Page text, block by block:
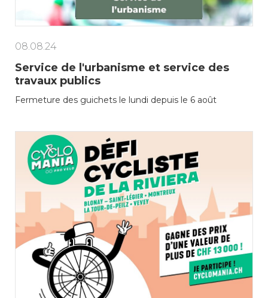
08.08.24
Service de l'urbanisme et service des
travaux publics
Fermeture des guichets le lundi depuis le 6 août